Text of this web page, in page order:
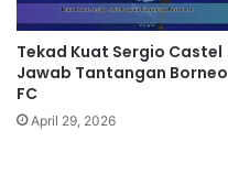
Tekad Kuat Sergio Castel
Jawab Tantangan Borneo
FC
April 29, 2026